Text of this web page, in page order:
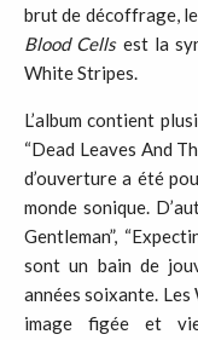
brut de décoffrage,
Blood Cellsest la
White Stripes.
L’album contient
“Dead Leaves And
d’ouverture a été
monde sonique.
Gentleman”,
sont un bain de
années soixante.
image figée et